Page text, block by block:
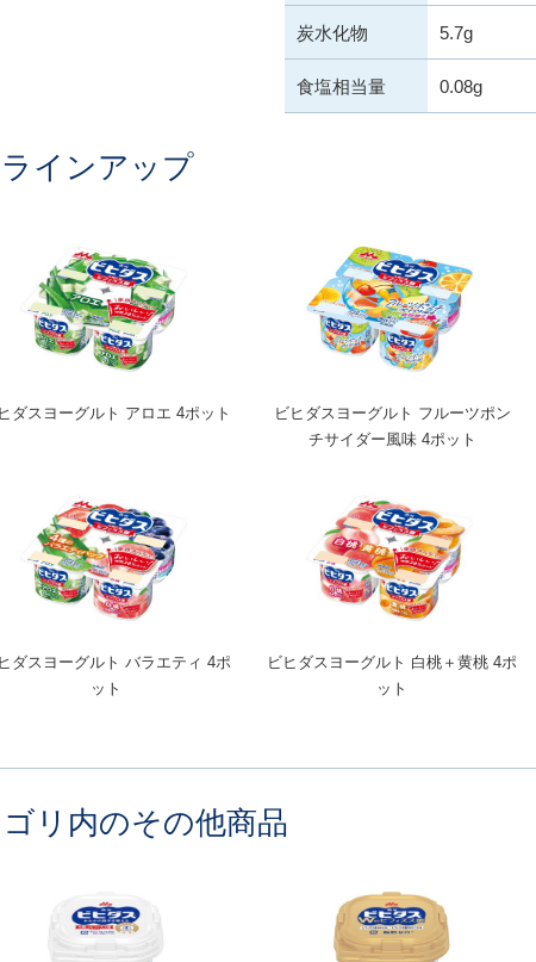
炭水化物 5.7g
食塩相当量 0.08g
インアップ
ダスヨーグルト アロエ 4ポット
ビヒダスヨーグルト フルーツポン
チサイダー風味 4ポット
ダスヨーグルト バラエティ 4ポ
ット
ビヒダスヨーグルト 白桃＋黄桃 4ポ
ット
リ内のその他商品